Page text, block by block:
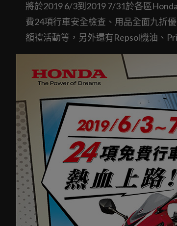
將於2019 6/3到2019 7/31於各區
費24項行車安全檢查、用品全面九折
額禮活動等，另外還有Repsol機油、